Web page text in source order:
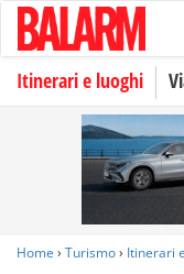
Itinerari e luoghi
Home › Turismo› Itinerari